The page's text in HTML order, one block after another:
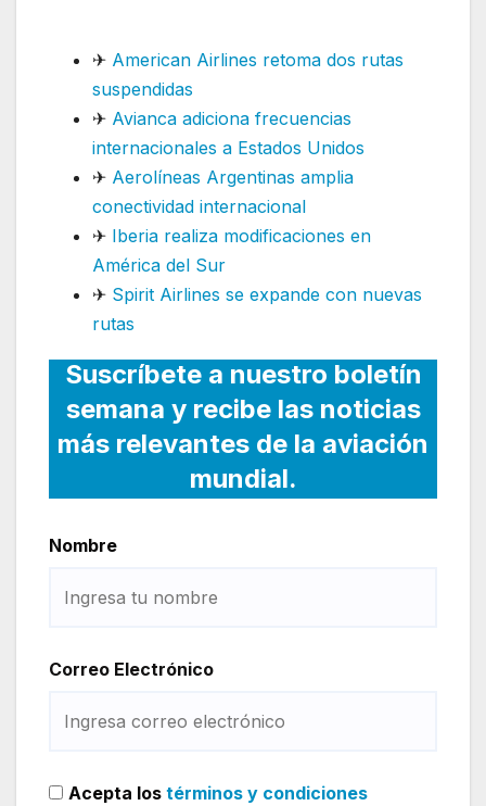
✈ American Airlines retoma dos rutas
suspendidas
✈ Avianca adiciona frecuencias
internacionales a Estados Unidos
✈ Aerolíneas Argentinas amplia
conectividad internacional
✈ Iberia realiza modificaciones en
América del Sur
✈ Spirit Airlines se expande con nuevas
rutas
Suscríbete a nuestro boletín
semana y recibe las noticias
más relevantes de la aviación
mundial.
Nombre
Correo Electrónico
Acepta los términos y condiciones